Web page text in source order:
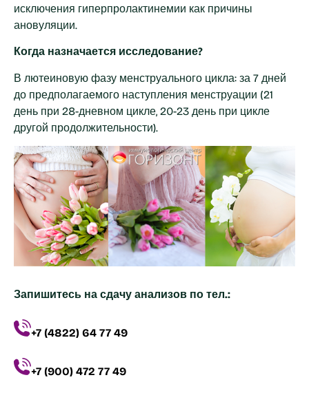
исключения гиперпролактинемии как причины
ановуляции.
Когда назначается исследование?
В лютеиновую фазу менструального цикла: за 7 дней
до предполагаемого наступления менструации (21
день при 28-дневном цикле, 20-23 день при цикле
другой продолжительности).
Запишитесь на сдачу анализов по тел.:
+7 (4822) 64 77 49
+7 (900) 472 77 49